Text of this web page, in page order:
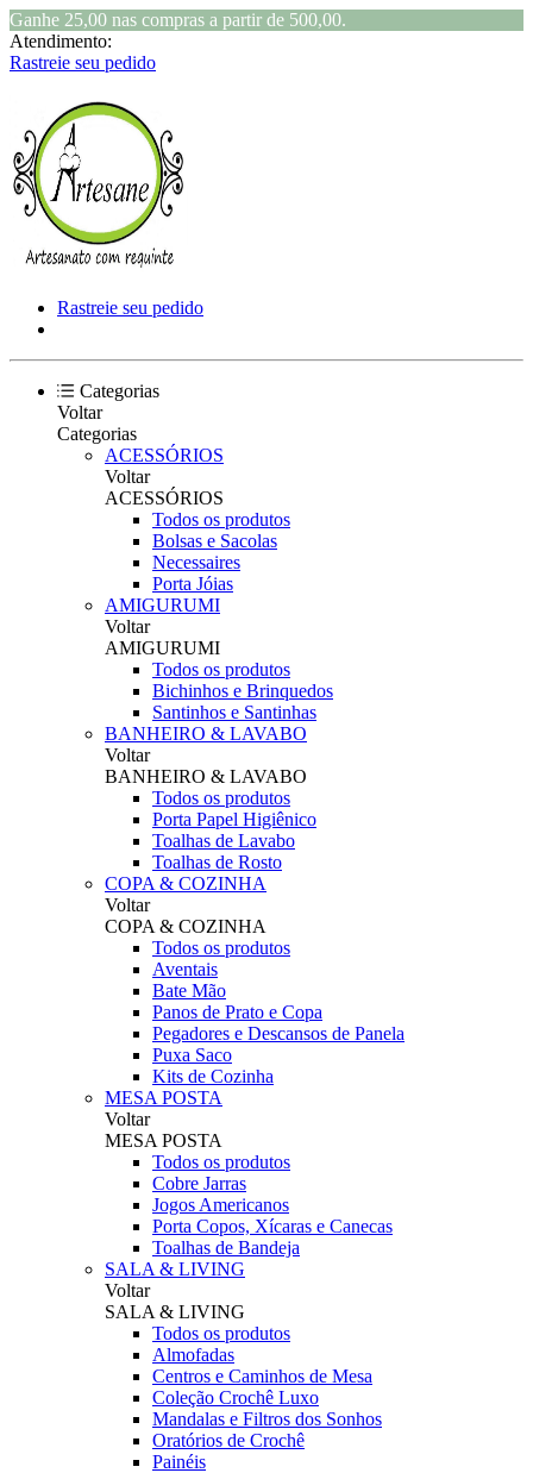
Ganhe 25,00 nas compras a partir de 500,00.
Atendimento:
Rastreie seu pedido
Rastreie seu pedido
Categorias
Voltar
Categorias
ACESSÓRIOS
Voltar
ACESSÓRIOS
Todos os produtos
Bolsas e Sacolas
Necessaires
Porta Jóias
AMIGURUMI
Voltar
AMIGURUMI
Todos os produtos
Bichinhos e Brinquedos
Santinhos e Santinhas
BANHEIRO & LAVABO
Voltar
BANHEIRO & LAVABO
Todos os produtos
Porta Papel Higiênico
Toalhas de Lavabo
Toalhas de Rosto
COPA & COZINHA
Voltar
COPA & COZINHA
Todos os produtos
Aventais
Bate Mão
Panos de Prato e Copa
Pegadores e Descansos de Panela
Puxa Saco
Kits de Cozinha
MESA POSTA
Voltar
MESA POSTA
Todos os produtos
Cobre Jarras
Jogos Americanos
Porta Copos, Xícaras e Canecas
Toalhas de Bandeja
SALA & LIVING
Voltar
SALA & LIVING
Todos os produtos
Almofadas
Centros e Caminhos de Mesa
Coleção Crochê Luxo
Mandalas e Filtros dos Sonhos
Oratórios de Crochê
Painéis